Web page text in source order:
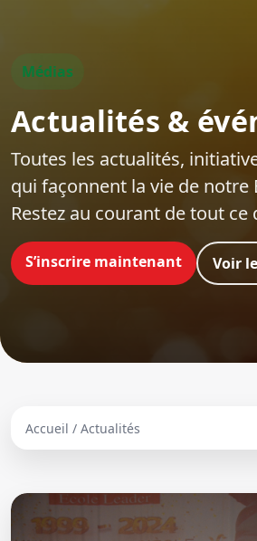
Médias
Actualités &
Toutes les actualités,
qui façonnent la vie de notre
Restez au courant de tout ce
S’inscrire maintenant Voir
Accueil / Actualités